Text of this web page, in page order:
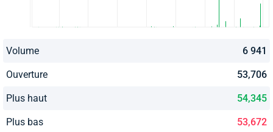
Volume 6 941
Ouverture 53,706
Plus haut 54,345
Plus bas 53,672